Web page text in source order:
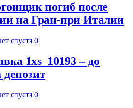
погиб после
на Гран-при Италии
спустя 0
1xs_10193 – до
депозит
спустя 0